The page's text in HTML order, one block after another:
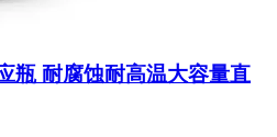
瓶 耐腐蚀耐高温大容量直